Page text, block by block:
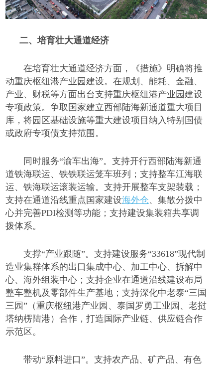
二、培育壮大通道经济
在培育壮大通道经济方面，《措施》明确将推
动重庆枢纽港产业园建设。在规划、能耗、金融、
产业、财税等方面出台支持重庆枢纽港产业园建设
专项政策。争取国家建立西部陆海新通道重大项目
库，将园区基础设施等重大建设项目纳入特别国债
或政府专项债支持范围。
同时服务“渝车出海”。支持开行西部陆海新通
道铁海联运、铁铁联运笼车班列；支持整车江海联
运、铁海联运滚装运输。支持开展整车支架装载；
支持在通道沿线重点国家建设海外仓、集散分拨中
心并完善PDI检测等功能；支持建设集装箱共享调
拨体系。
支撑“产业跟随”。支持建设服务“33618”现代制
造业集群体系的出口集成中心、加工中心、拆解中
心、海外组装中心；支持企业在通道沿线建设布局
整车整机及零部件生产基地；支持深化中老泰“三国
三园”（重庆枢纽港产业园、泰国罗勇工业园、老挝
塔纳楞陆港）合作，打造国际产业链、供应链合作
示范区。
带动“原料进口”。支持农产品、矿产品、有色